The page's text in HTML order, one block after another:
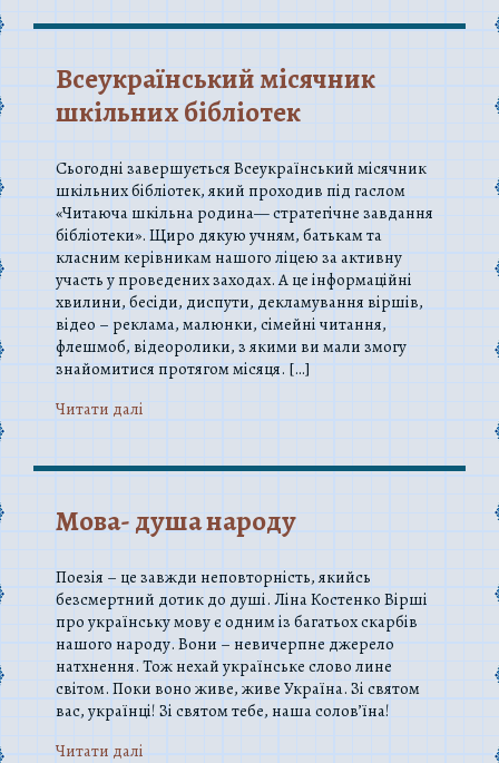
Всеукраїнський місячник
шкільних бібліотек
Сьогодні завершується Всеукраїнський місячник
шкільних бібліотек, який проходив під гаслом
«Читаюча шкільна родина— стратегічне завдання
бібліотеки». Щиро дякую учням, батькам та
класним керівникам нашого ліцею за активну
участь у проведених заходах. А це інформаційні
хвилини, бесіди, диспути, декламування віршів,
відео – реклама, малюнки, сімейні читання,
флешмоб, відеоролики, з якими ви мали змогу
знайомитися протягом місяця. […]
Читати далi
Мова- душа народу
Поезія – це завжди неповторність, якийсь
безсмертний дотик до душі. Ліна Костенко Вірші
про українську мову є одним із багатьох скарбів
нашого народу. Вони – невичерпне джерело
натхнення. Тож нехай українське слово лине
світом. Поки воно живе, живе Україна. Зі святом
вас, українці! Зі святом тебе, наша солов’їна!
Читати далi